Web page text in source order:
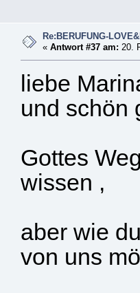
Re:BERUFUNG-
«Antwort #37 am: 20.
liebe
und schön
Gottes
wissen ,
aber wie
von uns